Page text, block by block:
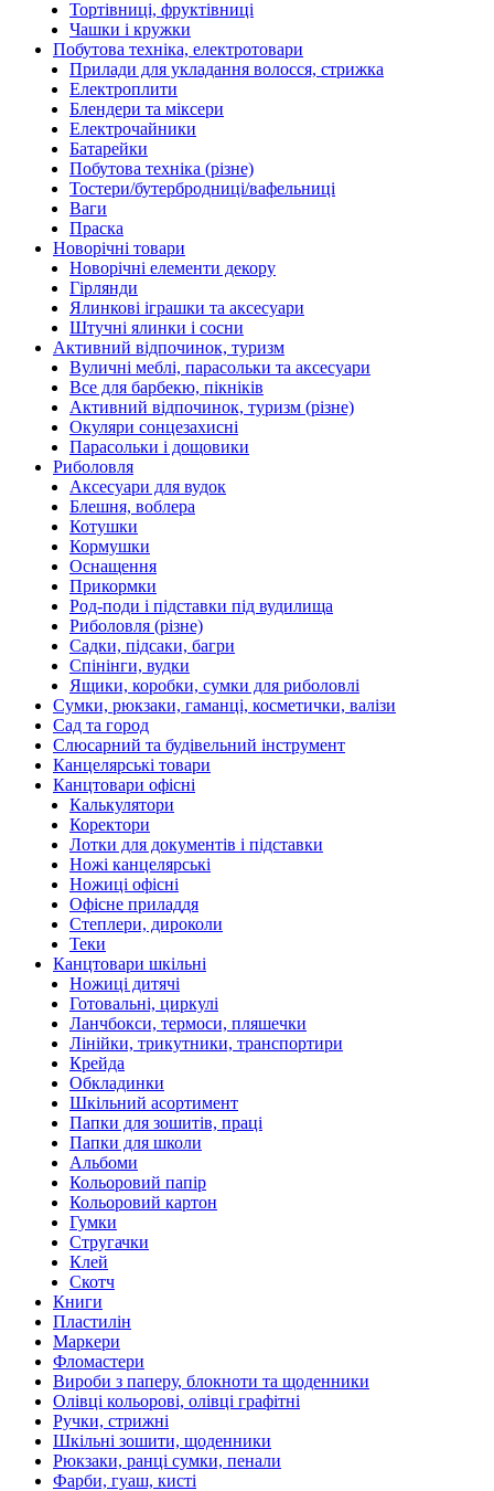
Тортівниці, фруктівниці
Чашки і кружки
Побутова техніка, електротовари
Прилади для укладання волосся, стрижка
Електроплити
Блендери та міксери
Електрочайники
Батарейки
Побутова техніка (різне)
Тостери/бутербродниці/вафельниці
Ваги
Праска
Новорічні товари
Новорічні елементи декору
Гірлянди
Ялинкові іграшки та аксесуари
Штучні ялинки і сосни
Активний відпочинок, туризм
Вуличні меблі, парасольки та аксесуари
Все для барбекю, пікніків
Активний відпочинок, туризм (різне)
Окуляри сонцезахисні
Парасольки і дощовики
Риболовля
Аксесуари для вудок
Блешня, воблера
Котушки
Кормушки
Оснащення
Прикормки
Род-поди і підставки під вудилища
Риболовля (різне)
Садки, підсаки, багри
Спінінги, вудки
Ящики, коробки, сумки для риболовлі
Сумки, рюкзаки, гаманці, косметички, валізи
Сад та город
Слюсарний та будівельний інструмент
Канцелярські товари
Канцтовари офісні
Калькулятори
Коректори
Лотки для документів і підставки
Ножі канцелярські
Ножиці офісні
Офісне приладдя
Степлери, дироколи
Теки
Канцтовари шкільні
Ножиці дитячі
Готовальні, циркулі
Ланчбокси, термоси, пляшечки
Лінійки, трикутники, транспортири
Крейда
Обкладинки
Шкільний асортимент
Папки для зошитів, праці
Папки для школи
Альбоми
Кольоровий папір
Кольоровий картон
Гумки
Стругачки
Клей
Скотч
Книги
Пластилін
Маркери
Фломастери
Вироби з паперу, блокноти та щоденники
Олівці кольорові, олівці графітні
Ручки, стрижні
Шкільні зошити, щоденники
Рюкзаки, ранці сумки, пенали
Фарби, гуаш, кисті